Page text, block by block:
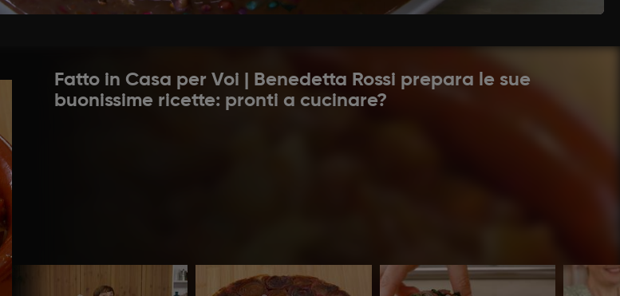
Fatto in Casa per Voi | Benedetta Rossi prepara le sue
buonissime ricette: pronti a cucinare?